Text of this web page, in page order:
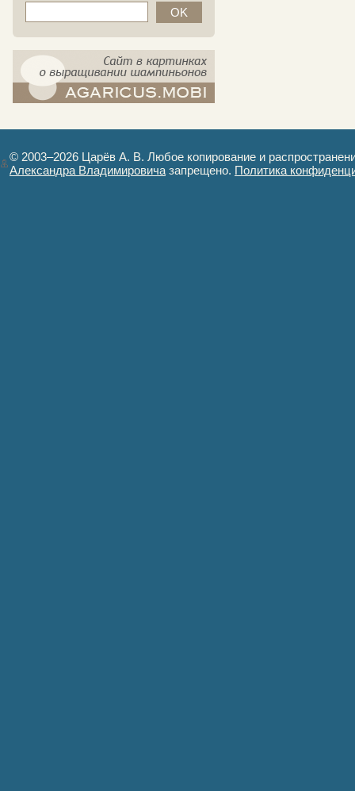
© 2003–2026 Царёв А. В. Любое копирование и
Александра Владимировича запрещено. Политика
Авторизация